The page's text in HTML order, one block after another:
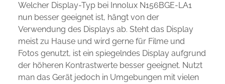
Welcher Display-Typ bei Innolux N156BGE-LA1
nun besser geeignet ist, hängt von der
Verwendung des Displays ab. Steht das Display
meist zu Hause und wird gerne für Filme und
Fotos genutzt, ist ein spiegelndes Display aufgrund
der höheren Kontrastwerte besser geeignet. Nutzt
man das Gerät jedoch in Umgebungen mit vielen